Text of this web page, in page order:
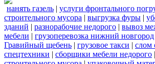
нанять газель | услуги фронтального
строительного мусора | выгрузка фуры |
зданий | разнорабочие недорого | вывоз
мебели | грузоперевозка нижний новгород
Гравийный щебень | грузовое такси | слом
спецтехники | сборщики мебели недорого |